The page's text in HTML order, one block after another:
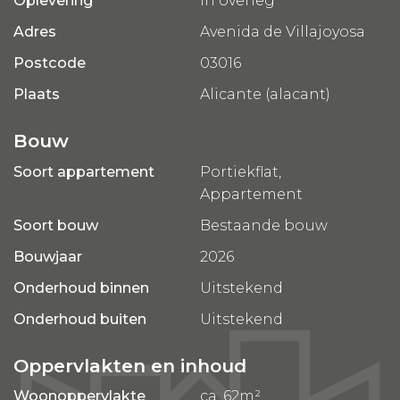
Middellandse Zee. Vanuit uw woning kunt u via
een natuurpad naar het strand lopen.
De woningen zijn voorzien van een
ondergrondse parkeergarage.
* airco
* keukenapparatuur
*vloerverwarming in de badkamers
*zwembad gemeenschappelijk begane grond
* zwembad gemeenschappelijk op solarium
* jacuzzi
* camerabeveiliging
* garage
Adres
Avenida de Villajoyosa
Postcode
03016
Plaats
Alicante (alacant)
Bouw
Soort appartement
Portiekflat,
Appartement
Soort bouw
Bestaande bouw
Bouwjaar
2026
Onderhoud binnen
Uitstekend
Onderhoud buiten
Uitstekend
Oppervlakten en inhoud
Woonoppervlakte
ca. 62m²